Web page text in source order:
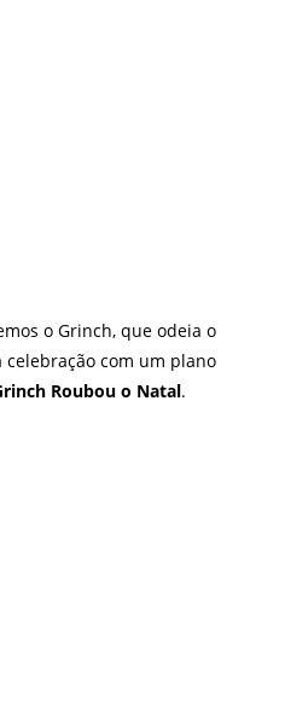
o Grinch, que odeia o
com um plano
Roubou o Natal.